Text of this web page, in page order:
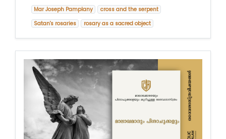
സൃഷ്ടി
പരിശുദ്ധ ത്രിത്വം
ഡോഗ്മ (മൗലികദൈവശാസ്ത്രം)
ദൈവശാസ്ത്രത്തിന് ആമുഖം
All
Mar Joseph Pamplany
cross and the serpent
Satan's rosaries
rosary as a sacred object